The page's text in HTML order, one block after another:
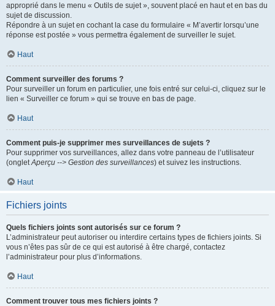
approprié dans le menu « Outils de sujet », souvent placé en haut et en bas du
sujet de discussion.
Répondre à un sujet en cochant la case du formulaire « M’avertir lorsqu’une
réponse est postée » vous permettra également de surveiller le sujet.
Haut
Comment surveiller des forums ?
Pour surveiller un forum en particulier, une fois entré sur celui-ci, cliquez sur le
lien « Surveiller ce forum » qui se trouve en bas de page.
Haut
Comment puis-je supprimer mes surveillances de sujets ?
Pour supprimer vos surveillances, allez dans votre panneau de l’utilisateur
(ongletAperçu --> Gestion des surveillances) et suivez les instructions.
Haut
Fichiers joints
Quels fichiers joints sont autorisés sur ce forum ?
L’administrateur peut autoriser ou interdire certains types de fichiers joints. Si
vous n’êtes pas sûr de ce qui est autorisé à être chargé, contactez
l’administrateur pour plus d’informations.
Haut
Comment trouver tous mes fichiers joints ?